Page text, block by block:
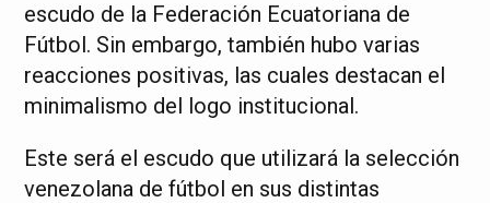
escudo de la Federación Ecuatoriana de
Fútbol. Sin embargo, también hubo varias
reacciones positivas, las cuales destacan el
minimalismo del logo institucional.
Este será el escudo que utilizará la selección
venezolana de fútbol en sus distintas